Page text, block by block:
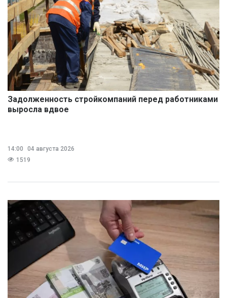
Задолженность стройкомпаний перед работниками
выросла вдвое
14:00
04 августа 2026
1519